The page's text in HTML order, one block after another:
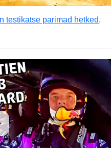
testikatse parimad hetked,